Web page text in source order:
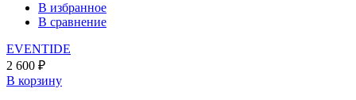
В избранное
В сравнение
EVENTIDE
2 600 ₽
В корзину